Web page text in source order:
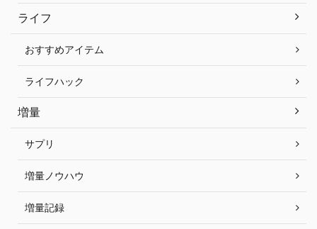
ライフ
おすすめアイテム
ライフハック
増量
サプリ
増量ノウハウ
増量記録